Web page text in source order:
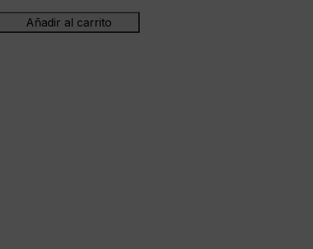
Añadir al carrito